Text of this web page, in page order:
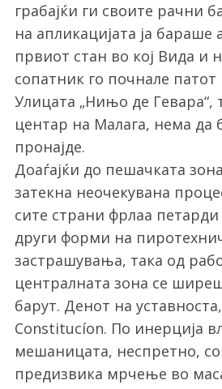
грабајќи ги своите рачни
на апликацијата ја бараше
првиот стан во кој Вида и
сопатник го почнале патот
Улицата „Нињо де Гевара“,
центар на Малага, нема да
пронајде.
Доаѓајќи до пешачката
затекна неочекувана
сите страни фрлаа
други форми на
застрашувања, така од
централната зона се
барут. Денот на
Constitucíon. По инерција
мешаницата, неспретно,
предизвика мрчење во